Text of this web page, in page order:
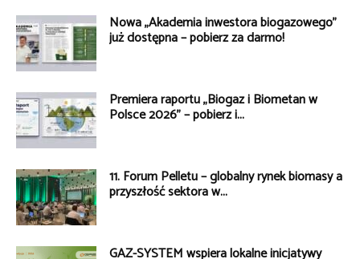
Nowa „Akademia inwestora biogazowego”
już dostępna – pobierz za darmo!
Premiera raportu „Biogaz i Biometan w
Polsce 2026” – pobierz i...
11. Forum Pelletu – globalny rynek biomasy a
przyszłość sektora w...
GAZ-SYSTEM wspiera lokalne inicjatywy